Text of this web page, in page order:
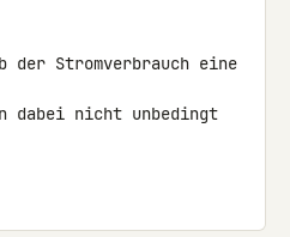
der Stromverbrauch eine
dabei nicht unbedingt